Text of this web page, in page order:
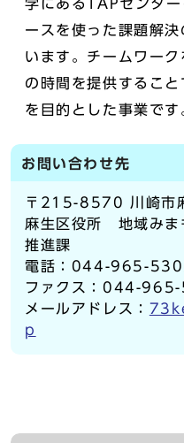
学にあるTAPセンター
ースを使った課題解
います。チームワー
の時間を提供するこ
を目的とした事業です
お問い合わせ先
〒215-8570 川崎市
麻生区役所 地域みま
推進課
電話：044-965-
ファクス：044-
メールアドレス：
p